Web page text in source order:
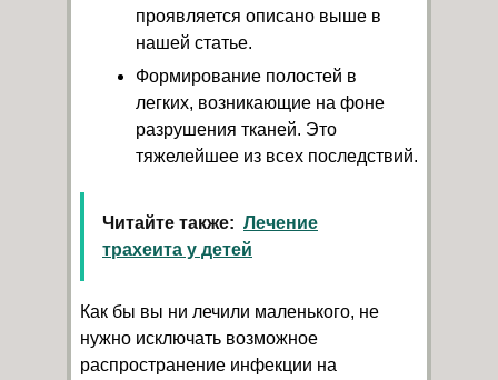
проявляется описано выше в
нашей статье.
Формирование полостей в
легких, возникающие на фоне
разрушения тканей. Это
тяжелейшее из всех последствий.
Читайте также: Лечение
трахеита у детей
Как бы вы ни лечили маленького, не
нужно исключать возможное
распространение инфекции на